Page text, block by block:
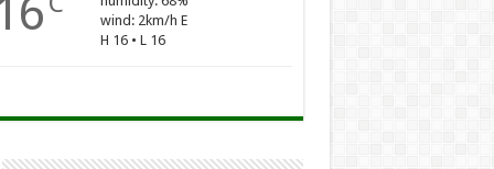
wind: 2km/h E
H 16 • L 16